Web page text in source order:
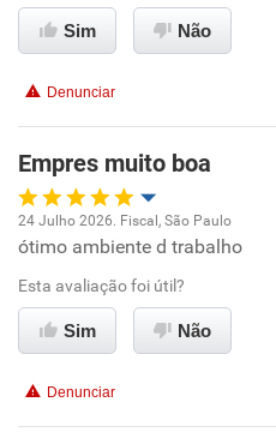
Benefícios
Recomenda esta empresa
Sim Não
Denunciar
Empres muito boa
Oportunidade de promoção
Ambiente de trabalho
Benefícios
24 Julho 2026. Fiscal, São Paulo
ótimo ambiente d trabalho
Esta avaliação foi útil?
Sim Não
Denunciar